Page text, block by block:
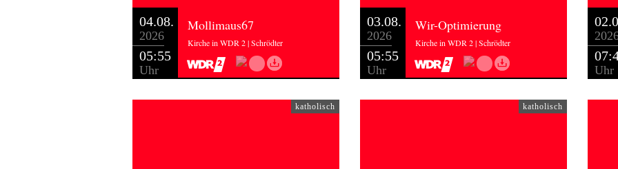
kennen. Das würde den Charakter wahren, wäre aber ziemlich charakterlos, bzw. ausgrenzend. Dann
würde sich da eine kleine Herde selbst befeiern.
Drittens: den Leuten vorher die Lieder beibringen. Einen guten Kirchenmusiker engagieren, der die
Leute als Vorsänger durch die Stücke trägt. Das aber bedeutet: echte Arbeit. Und vielleicht würden sich
darauf auch nicht alle Neubesucher einlassen – aber es würden immer mehr, die mitmachten.
Wie hätten Sie entschieden? Naja, mein Lyskirchen-Problem ist nicht Ihr Problem – ich weiß. Aber die
Herausforderung dahinter ist ja eine Grundsätzliche: Wie damit umgehen, dass in eine bestimmte
04.08.
2026
05:55
Uhr
Mollimaus67
Kirche in WDR 2 | Schrödter
03.08.
2026
05:55
Uhr
Wir-Optimierung
Kirche in WDR 2 | Schrödter
Uhr
katholisch katholisch